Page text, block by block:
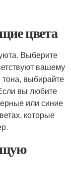
цвета
Выберите
вашему
выбирайте
вы любите
или синие
которые